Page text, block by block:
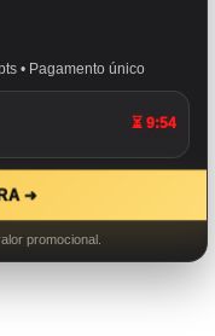
• Pagamento único
⏳ 9:53
➜
promocional.